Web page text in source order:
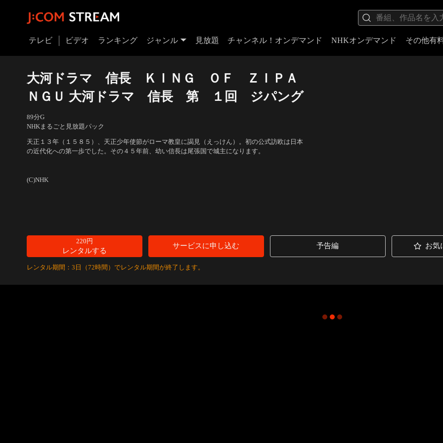
テレビ ビデオ ランキング ジャンル 見放題 チャンネル！オンデマンド NHKオンデマンド その他有
大河ドラマ 信長 ＫＩＮＧ ＯＦ ＺＩＰＡ
ＮＧＵ 大河ドラマ 信長 第 １回 ジパング
89分G
NHKまるごと見放題パック
天正１３年（１５８５）、天正少年使節がローマ教皇に謁見（えっけん）。初の公式訪欧は日本
の近代化への第一歩でした。その４５年前、幼い信長は尾張国で城主になります。
(C)NHK
220円
レンタルする
サービスに申し込む 予告編 お気
レンタル期間：3日（72時間）でレンタル期間が終了します。